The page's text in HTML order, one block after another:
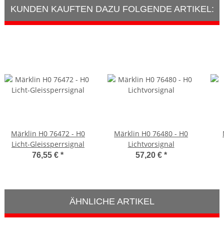
KUNDEN KAUFTEN DAZU FOLGENDE ARTIKEL:
Märklin H0 76472 - H0
Licht-Gleissperrsignal
76,55 €*
Märklin H0 76480 - H0
Lichtvorsignal
57,20 € *
ÄHNLICHE ARTIKEL